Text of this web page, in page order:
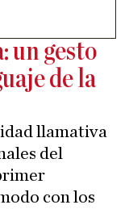
un gesto
de la
llamativa
del
con los